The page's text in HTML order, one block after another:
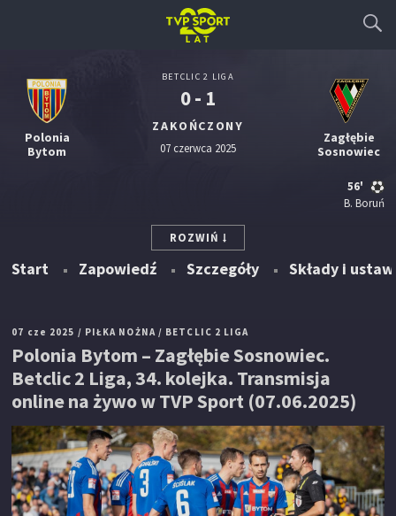
Polonia
Bytom
BETCLIC 2 LIGA
0 - 1
ZAKOŃCZONY
07 czerwca 2025
Zagłębie
Sosnowiec
56'
B. Boruń
ROZWIŃ
Start Zapowiedź Szczegóły Składy i
07 cze 2025 / PIŁKA NOŻNA/ BETCLIC 2 LIGA
Polonia Bytom – Zagłębie Sosnowiec.
Betclic 2 Liga, 34. kolejka. Transmisja
online na żywo w TVP Sport (07.06.2025)